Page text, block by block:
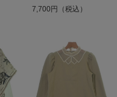
7,700円（税込）